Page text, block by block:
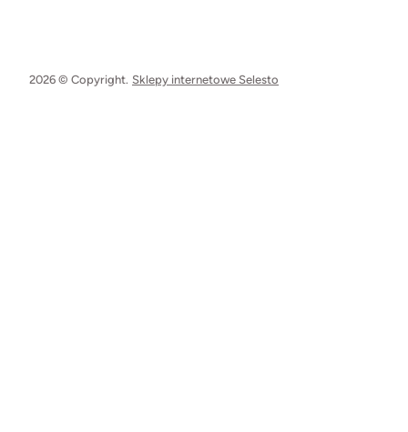
2026 © Copyright. Sklepy internetowe Selesto